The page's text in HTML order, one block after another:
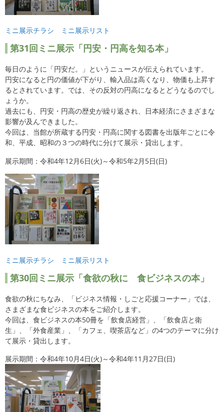
ミニ展示チラシ ミニ展示リスト
第31回ミニ展示「円安・円高を知る本」
毎日のように「円安だ。」というニュースが伝えられています。
円安になると円の価値が下がり、輸入品は高くなり、物価も上昇す
るとされています。では、その反対の円高になるとどうなるのでし
ょうか。
過去にも、円安・円高の歴史が繰り返され、日本経済にさまざまな
影響が及んできました。
今回は、当館が所蔵する円安・円高に関する図書を出版年ごとに令
和、平成、昭和の３つの時代に分けて展示・貸出します。
展示期間：令和4年12月6日(火)～令和5年2月5日(日)
ミニ展示チラシ ミニ展示リスト
第30回ミニ展示「食欲の秋に 食ビジネスの本」
食欲の秋にちなみ、「ビジネス情報・しごと応援コーナー」では、
さまざまな食ビジネスの本をご紹介します。
今回は、食ビジネスの本50冊を「飲食店経営」、「飲食店と衛
生」、「外食産業」、「カフェ、喫茶店など」の4つのテーマに分け
て展示・貸出します。
展示期間：令和4年10月4日(火)～令和4年11月27日(日)